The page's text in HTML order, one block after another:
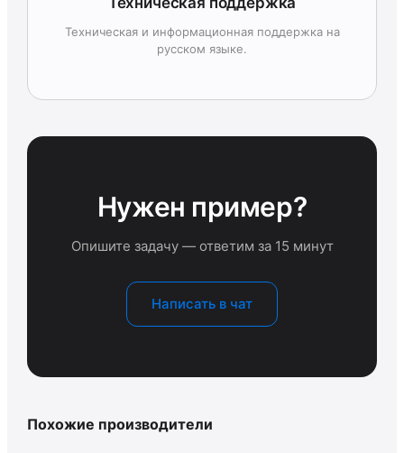
Техническая и информационная поддержка на
русском языке.
Нужен пример?
Опишите задачу — ответим за 15 минут
Написать в чат
Похожие производители